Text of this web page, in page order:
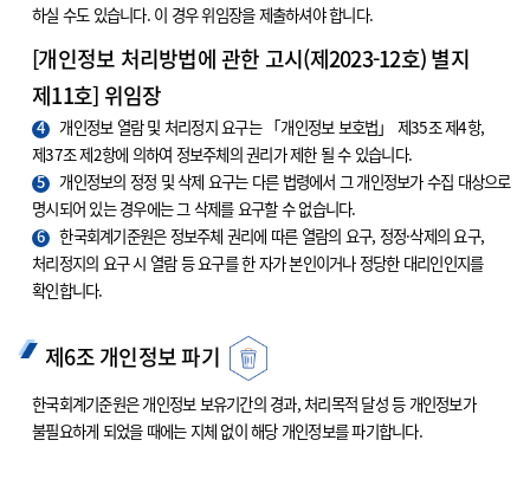
하실 수도 있습니다. 이 경우 위임장을 제출하셔야 합니다.
[개인정보 처리방법에 관한 고시(제2023-12호) 별지
제11호] 위임장
4
개인정보 열람 및 처리정지 요구는 「개인정보 보호법」 제35조 제4항,
제37조 제2항에 의하여 정보주체의 권리가 제한 될 수 있습니다.
5
개인정보의 정정 및 삭제 요구는 다른 법령에서 그 개인정보가 수집 대상으로
명시되어 있는 경우에는 그 삭제를 요구할 수 없습니다.
6
한국회계기준원은 정보주체 권리에 따른 열람의 요구, 정정·삭제의 요구,
처리정지의 요구 시 열람 등 요구를 한 자가 본인이거나 정당한 대리인인지를
확인합니다.
제6조 개인정보 파기
한국회계기준원은 개인정보 보유기간의 경과, 처리목적 달성 등 개인정보가
불필요하게 되었을 때에는 지체 없이 해당 개인정보를 파기합니다.